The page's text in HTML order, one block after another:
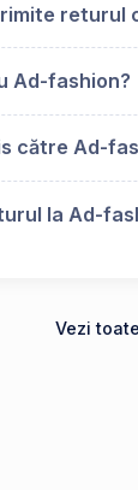
returul
Ad-fashion?
către Ad-
la Ad-
Vezi